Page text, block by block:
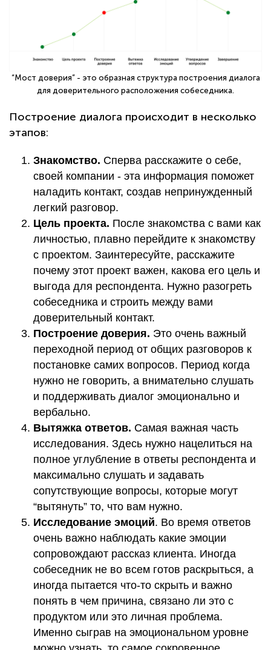
“Мост доверия” - это образная структура построения диалога
для доверительного расположения собеседника.
Построение диалога происходит в несколько
этапов:
Знакомство. Сперва расскажите о себе,
своей компании - эта информация поможет
наладить контакт, создав непринужденный
легкий разговор.
Цель проекта. После знакомства с вами как
личностью, плавно перейдите к знакомству
с проектом. Заинтересуйте, расскажите
почему этот проект важен, какова его цель и
выгода для респондента. Нужно разогреть
собеседника и строить между вами
доверительный контакт.
Построение доверия. Это очень важный
переходной период от общих разговоров к
постановке самих вопросов. Период когда
нужно не говорить, а внимательно слушать
и поддерживать диалог эмоционально и
вербально.
Вытяжка ответов. Самая важная часть
исследования. Здесь нужно нацелиться на
полное углубление в ответы респондента и
максимально слушать и задавать
сопутствующие вопросы, которые могут
“вытянуть” то, что вам нужно.
Исследование эмоций. Во время ответов
очень важно наблюдать какие эмоции
сопровождают рассказ клиента. Иногда
собеседник не во всем готов раскрыться, а
иногда пытается что-то скрыть и важно
понять в чем причина, связано ли это с
продуктом или это личная проблема.
Именно сыграв на эмоциональном уровне